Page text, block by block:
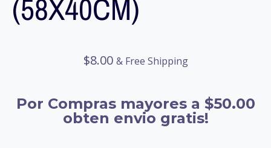
(58X40CM)
$8.00 & Free Shipping
Por Compras mayores a $50.00
obten envio gratis!